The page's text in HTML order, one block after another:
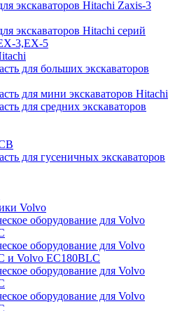
экскаваторов Hitachi Zaxis-3
экскаваторов Hitachi серий
3,EX-5
для больших экскаваторов
для мини экскаваторов Hitachi
для средних экскаваторов
для гусеничных экскаваторов
Volvo
оборудование для Volvo
оборудование для Volvo
и Volvo EC180BLC
оборудование для Volvo
оборудование для Volvo